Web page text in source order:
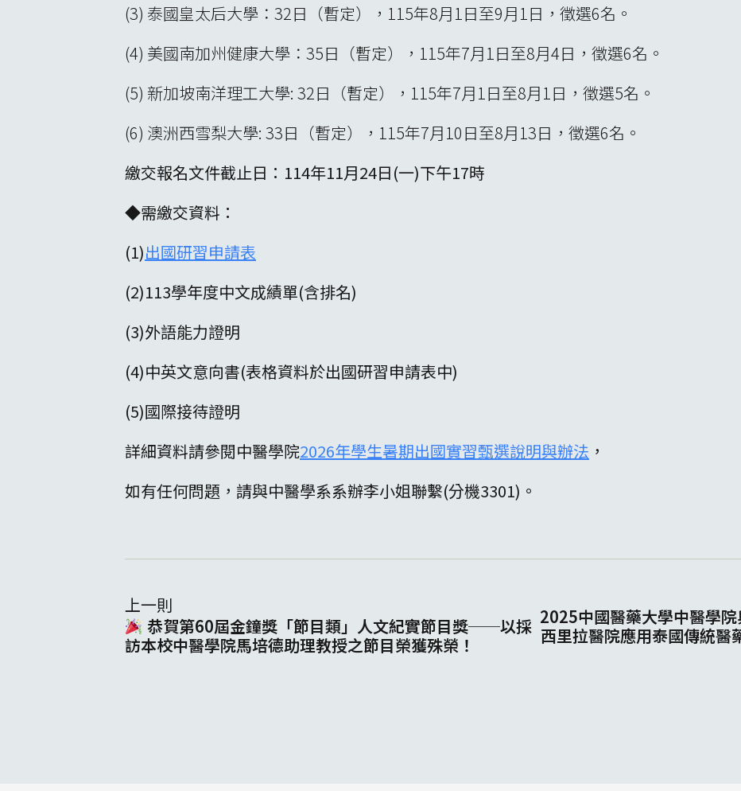
(3) 泰國皇太后大學：32日（暫定），115年8月1日至9月1日，徵選6名。
(4) 美國南加州健康大學：35日（暫定），115年7月1日至8月4日，徵選6名。
(5) 新加坡南洋理工大學: 32日（暫定），115年7月1日至8月1日，徵選5名。
(6) 澳洲西雪梨大學: 33日（暫定），115年7月10日至8月13日，徵選6名。
繳交報名文件截止日：114年11月24日(一)下午17時
◆需繳交資料：
(1)出國研習申請表
(2)113學年度中文成績單(含排名)
(3)外語能力證明
(4)中英文意向書(表格資料於出國研習申請表中)
(5)國際接待證明
詳細資料請參閱中醫學院2026年學生暑期出國實習甄選說明與辦法 ，
如有任何問題，請與中醫學系系辦李小姐聯繫(分機3301)。
上一則
恭賀第60屆金鐘獎「節目類」人文紀實節目獎──以採
訪本校中醫學院馬培德助理教授之節目榮獲殊榮！
2025中國醫藥大學中醫學
西里拉醫院應用泰國傳統醫